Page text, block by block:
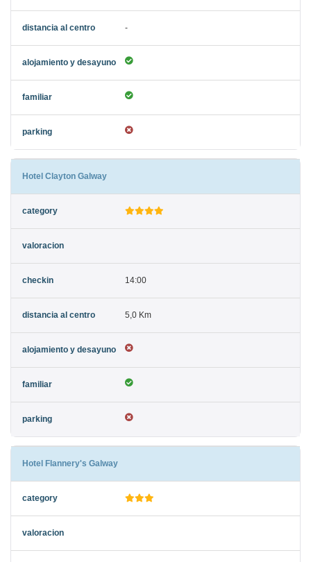
-
Hotel Clayton Galway
14:00
5,0 Km
Hotel Flannery's Galway